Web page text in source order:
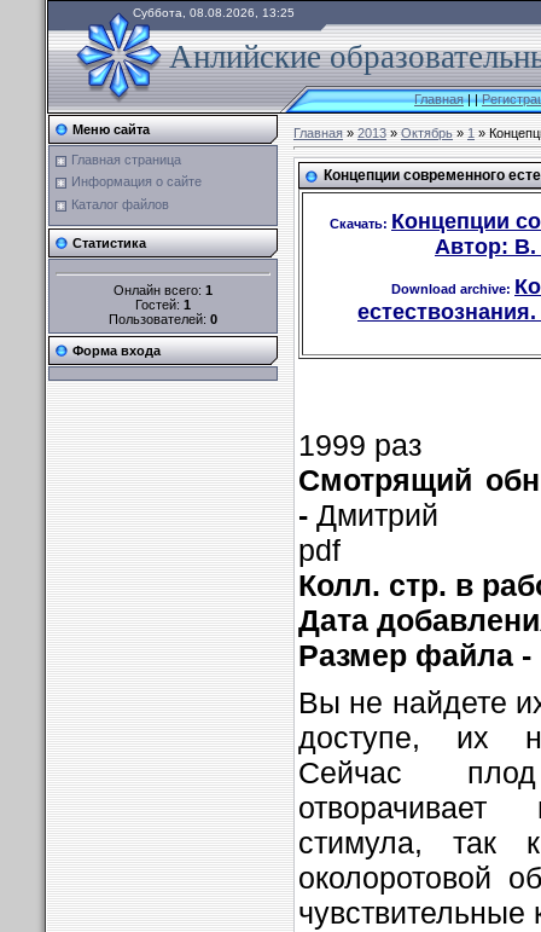
Суббота, 08.08.2026, 13:25
Анлийские
Главная||
Меню сайта
Главная страница
Информация о сайте
Каталог файлов
Статистика
Онлайн всего: 1
Гостей: 1
Пользователей: 0
Форма входа
Главная»2013 » Октябрь » 1»
Концепции современного
Скачать: Концепции
Автор: В.
Download archive:
1999 раз
Смотрящий
- Дмитрий
pdf
Колл. стр. в
Дата
Размер файла -
Вы не найдете
доступе, их
Сейчас
стимула, так
околоротовой